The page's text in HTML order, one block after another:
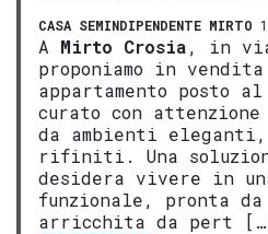
CASA SEMINDIPENDENTE MIRTO
A Mirto Crosia, in
proponiamo in
appartamento posto
curato con
da ambienti
rifiniti. Una
desidera vivere in
funzionale, pronta
arricchita da pert